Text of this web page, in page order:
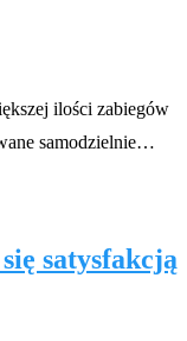
ilości zabiegów
samodzielnie…
satysfakcją